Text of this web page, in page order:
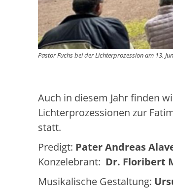
Pastor Fuchs bei der Lichterprozession am 13.
Auch in diesem Jahr finden
Lichterprozessionen zur
statt.
Predigt: Pater Andreas
Konzelebrant: Dr. Floribert
Musikalische Gestaltung: